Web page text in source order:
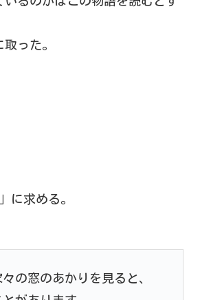
った。
に求める。
の窓のあかりを見ると、